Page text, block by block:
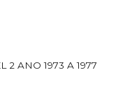
2 ANO 1973 A 1977